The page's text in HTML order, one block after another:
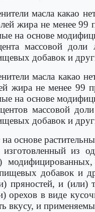
масла какао
жира не менее
на основе
массовой доли
добавок и
масла какао
жира не менее 99
на основе
массовой
добавок и
на основе
из
добавок и
пряностей, и
орехов в виде
вкусу, и